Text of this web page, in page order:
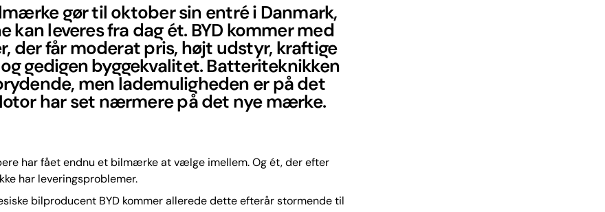
gør til oktober sin entré i Danmark,
kan leveres fra dag ét. BYD kommer med
der får moderat pris, højt udstyr, kraftige
gedigen byggekvalitet. Batteriteknikken
men lademuligheden er på det
har set nærmere på det nye mærke.
har fået endnu et bilmærke at vælge imellem. Og ét, der efter
har leveringsproblemer.
bilproducent BYD kommer allerede dette efterår stormende til